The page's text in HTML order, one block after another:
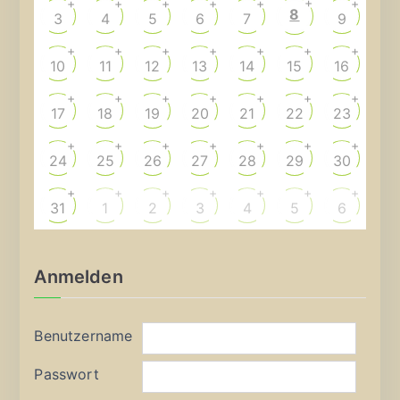
3
+
4
+
5
+
6
+
7
+
8 9
+
10
+
11
+
12
+
13
+
14
+
15
+
16
+
17
+
18
+
19
+
20
+
21
+
22
+
23
+
24
+
25
+
26
+
27
+
28
+
29
+
30
+
31
+
1
+
2
+
3
+
4
+
5
+
6
+
Anmelden
Benutzername
Passwort